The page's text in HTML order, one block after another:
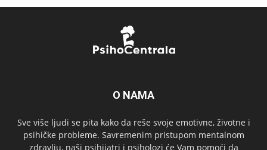
O NAMA
Sve više ljudi se pita kako da reše svoje emotivne, životne i
psihičke probleme. Savremenim pristupom mentalnom
zdravlju, naši psihijatri i psiholozi će Vam pomoći da